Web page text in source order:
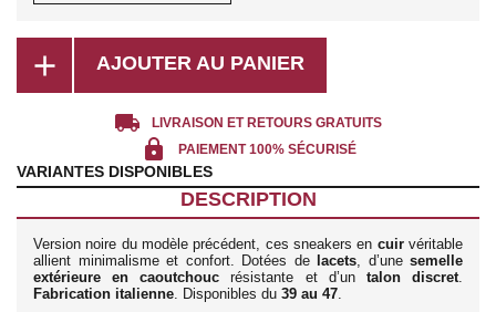
add AJOUTER AU PANIER
local_shipping LIVRAISON ET RETOURS GRATUITS
lock PAIEMENT 100% SÉCURISÉ
VARIANTES DISPONIBLES
DESCRIPTION
Version noire du modèle précédent, ces sneakers en cuirvéritable
allient minimalisme et confort. Dotées de lacets , d’une semelle
extérieure en caoutchouc résistante et d’un talon discret
Fabrication italienne . Disponibles du 39 au 47